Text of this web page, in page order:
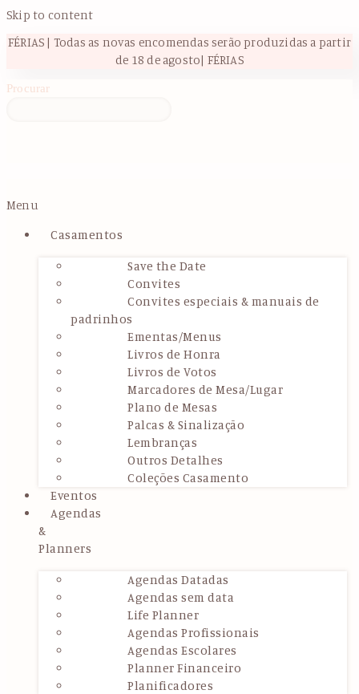
Skip to content
FÉRIAS | Todas as novas encomendas serão produzidas a partir
de 18 de agosto| FÉRIAS
Procurar
Menu
Casamentos
Save the Date
Convites
Convites especiais & manuais de
padrinhos
Ementas/Menus
Livros de Honra
Livros de Votos
Marcadores de Mesa/Lugar
Plano de Mesas
Palcas & Sinalização
Lembranças
Outros Detalhes
Coleções Casamento
Eventos
Agendas
&
Planners
Agendas Datadas
Agendas sem data
Life Planner
Agendas Profissionais
Agendas Escolares
Planner Financeiro
Planificadores